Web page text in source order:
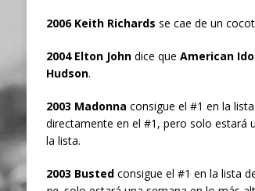
2006 Keith Richards se cae de un
2004 Elton Johndice que American
Hudson.
2003 Madonna consigue el #1 en la
directamente en el #1, pero solo estará
la lista.
2003 Bustedconsigue el #1 en la lista